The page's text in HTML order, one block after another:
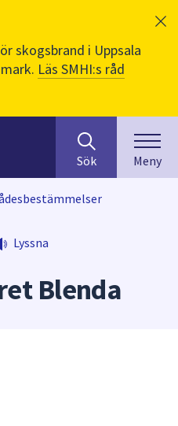
skogsbrand i Uppsala
Läs SMHI:s råd
efter
innehåll
på
webbplatsen.
skriva
i
Sök Meny
Lyssna
Blenda